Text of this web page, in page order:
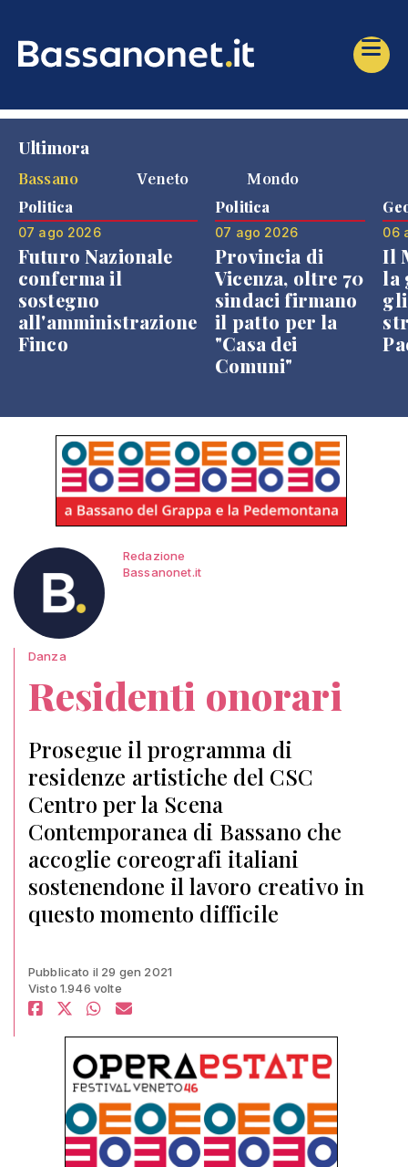
Ultimora
Bassano
Veneto Mondo
Politica
07 ago 2026
Futuro Nazionale
conferma il
sostegno
all'amministrazione
Finco
Politica
07 ago 2026
Provincia di
Vicenza, oltre 70
sindaci firmano
il patto per la
"Casa dei
Comuni"
06
Il
la
Redazione
Bassanonet.it
Danza
Residenti onorari
Prosegue il programma di
residenze artistiche del CSC
Centro per la Scena
Contemporanea di Bassano che
accoglie coreografi italiani
sostenendone il lavoro creativo in
questo momento difficile
Pubblicato il 29 gen 2021
Visto 1.946 volte